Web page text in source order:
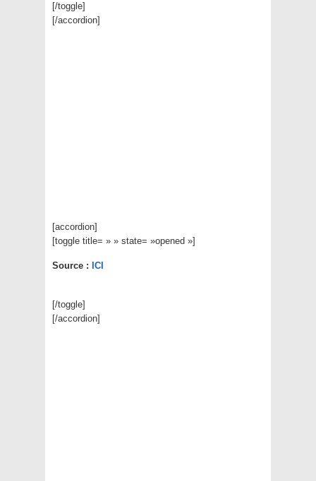
[/toggle]
[/accordion]
[accordion]
[toggle title= » » state= »opened »]
Source : ICI
[/toggle]
[/accordion]